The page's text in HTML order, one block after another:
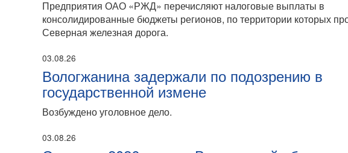
Предприятия ОАО «РЖД» перечисляют налоговые выплаты в
консолидированные бюджеты регионов, по территории которых
Северная железная дорога.
03.08.26
Вологжанина задержали по подозрению в
государственной измене
Возбуждено уголовное дело.
03.08.26